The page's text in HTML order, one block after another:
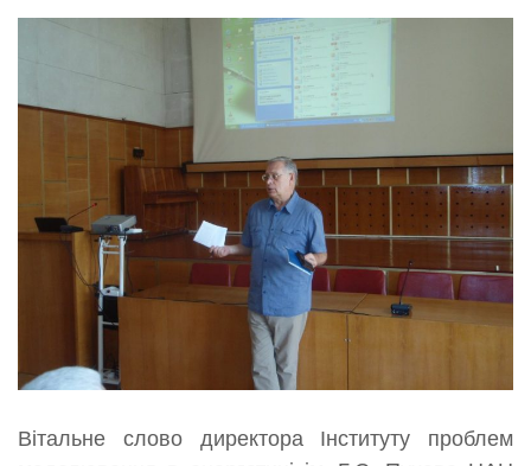
Вітальне слово директора Інституту проблем